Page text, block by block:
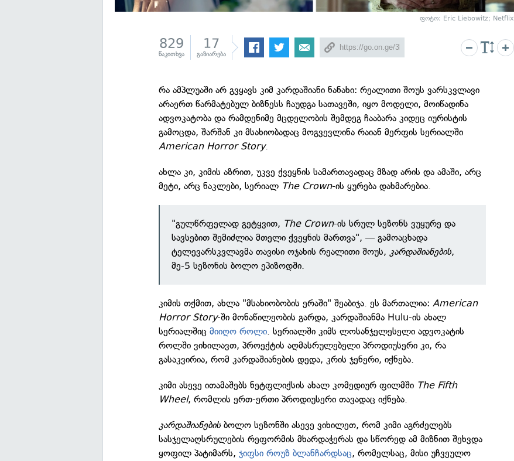
ფოტო: Eric Liebowitz; Netflix
829
წაკითხვა
17
გაზიარება
რა ამპლუაში არ გვყავს კიმ კარდაშიანი ნანახი: რეალითი შოუს ვარსკვლავი
არაერთ წარმატებულ ბიზნესს ჩაუდგა სათავეში, იყო მოდელი, მოიწადინა
ადვოკატობა და რამდენიმე მცდელობის შემდეგ ჩააბარა კიდეც იურისტის
გამოცდა, შარშან კი მსახიობადაც მოგვევლინა რაიან მერფის სერიალში
American Horror Story.
ახლა კი, კიმის აზრით, უკვე ქვეყნის სამართავადაც მზად არის და ამაში, არც
მეტი, არც ნაკლები, სერიალ The Crown-ის ყურება დახმარებია.
"გულწრფელად გეტყვით, The Crown-ის სრულ სეზონს ვუყურე და
სავსებით შემიძლია მთელი ქვეყნის მართვა", — გამოაცხადა
ტელევარსკვლავმა თავისი ოჯახის რეალითი შოუს,კარდაშიანების,
მე-5 სეზონის ბოლო ეპიზოდში.
კიმის თქმით, ახლა "მსახიობობის ერაში" შეაბიჯა. ეს მართალია:American
Horror Story-ში მონაწილეობის გარდა, კარდაშიანმა Hulu-ის ახალ
სერიალშიცმიიღო როლი. სერიალში კიმს ლოსანჯელესელი ადვოკატის
როლში ვიხილავთ, პროექტის აღმასრულებელი პროდიუსერი კი, რა
გასაკვირია, რომ კარდაშიანების დედა, კრის ჯენერი, იქნება.
კიმი ასევე ითამაშებს ნეტფლიქსის ახალ კომედიურ ფილმში The Fifth
Wheel, რომლის ერთ-ერთი პროდიუსერი თავადაც იქნება.
კარდაშიანებისბოლო სეზონში ასევე ვიხილეთ, რომ კიმი აგრძელებს
სასჯელაღსრულების რეფორმის მხარდაჭერას და სწორედ ამ მიზნით შეხვდა
ყოფილ პატიმარს,ჯიფსი როუზ ბლანჩარდსაც, რომელსაც, მისი უჩვეულო